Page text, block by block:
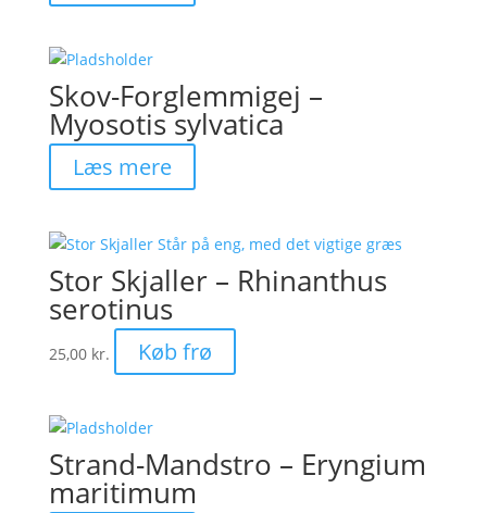
Skov-Forglemmigej –
Myosotis sylvatica
Læs mere
Stor Skjaller – Rhinanthus
serotinus
25,00 kr. Køb frø
Strand-Mandstro – Eryngium
maritimum